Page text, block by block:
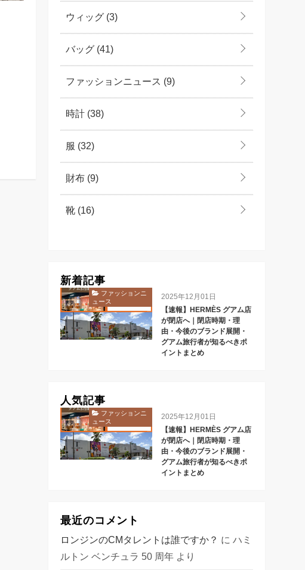
ウィッグ (3)
バッグ (41)
ファッションニュース (9)
時計 (38)
服 (32)
財布 (9)
靴 (16)
新着記事
ファッションニ
ュース
2025年12月01日
【速報】HERMÈS グアム店
が閉店へ｜閉店時期・理
由・今後のブランド展開・
グアム旅行者が知るべきポ
イントまとめ
人気記事
ファッションニ
ュース
2025年12月01日
【速報】HERMÈS グアム店
が閉店へ｜閉店時期・理
由・今後のブランド展開・
グアム旅行者が知るべきポ
イントまとめ
最近のコメント
ロンジンのCMタレントは誰ですか？ に ハミ
ルトン ベンチュラ 50 周年より